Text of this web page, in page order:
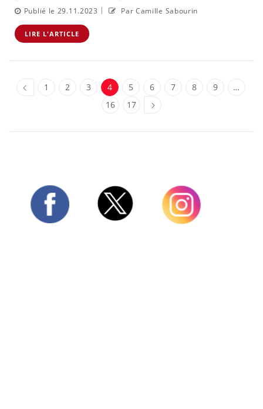
Publié le 29.11.2023 | Par Camille Sabourin
LIRE L'ARTICLE
1 2 3 4 5 6 7 8 9
…
16
17